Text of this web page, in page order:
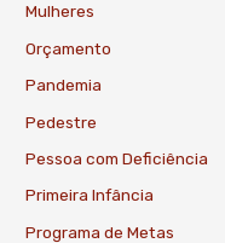
Mulheres
Orçamento
Pandemia
Pedestre
Pessoa com Deficiência
Primeira Infância
Programa de Metas